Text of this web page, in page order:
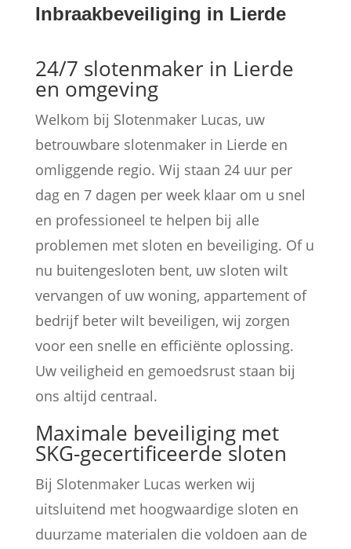
Inbraakbeveiliging in Lierde
24/7 slotenmaker in Lierde
en omgeving
Welkom bij Slotenmaker Lucas, uw
betrouwbare slotenmaker in Lierde en
omliggende regio. Wij staan 24 uur per
dag en 7 dagen per week klaar om u snel
en professioneel te helpen bij alle
problemen met sloten en beveiliging. Of u
nu buitengesloten bent, uw sloten wilt
vervangen of uw woning, appartement of
bedrijf beter wilt beveiligen, wij zorgen
voor een snelle en efficiënte oplossing.
Uw veiligheid en gemoedsrust staan bij
ons altijd centraal.
Maximale beveiliging met
SKG-gecertificeerde sloten
Bij Slotenmaker Lucas werken wij
uitsluitend met hoogwaardige sloten en
duurzame materialen die voldoen aan de